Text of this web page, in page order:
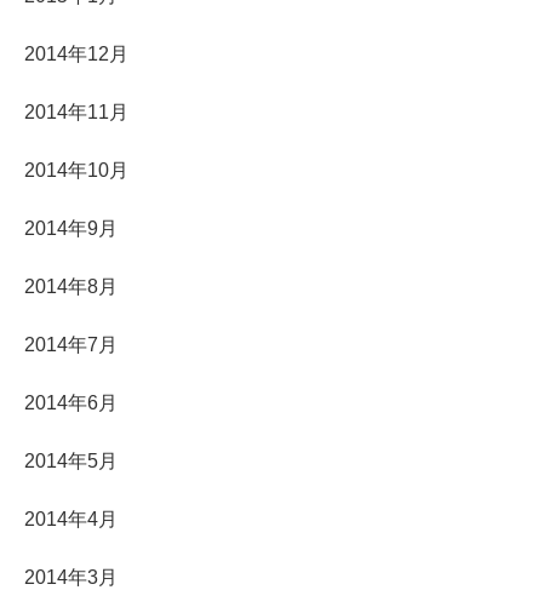
2014年12月
2014年11月
2014年10月
2014年9月
2014年8月
2014年7月
2014年6月
2014年5月
2014年4月
2014年3月